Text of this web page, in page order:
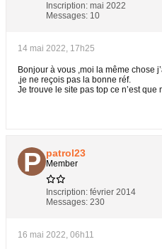
Inscription: mai 2022
Messages: 10
14 mai 2022, 17h25
Bonjour à vous ,moi la même chose
,je ne reçois pas la bonne réf.
Je trouve le site pas top ce n’est que
patrol23
Member
Inscription: février 2014
Messages: 230
16 mai 2022, 06h11